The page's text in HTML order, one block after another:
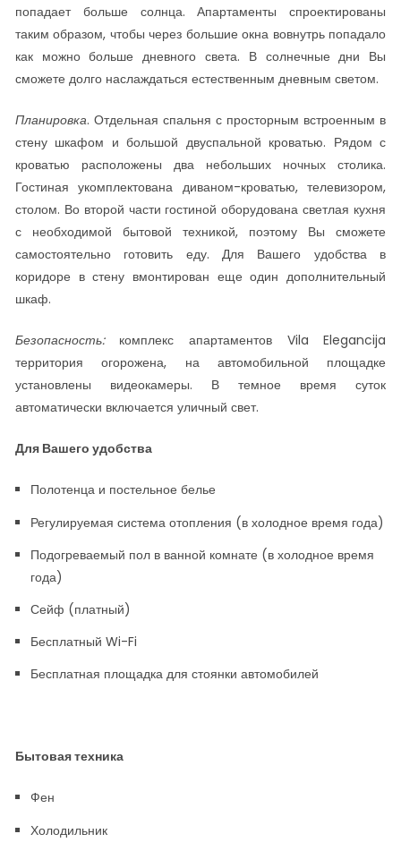
попадает больше солнца. Апартаменты спроектированы
таким образом, чтобы через большие окна вовнутрь попадало
как можно больше дневного света. В солнечные дни Вы
сможете долго наслаждаться естественным дневным светом.
Планировка. Отдельная спальня с просторным встроенным в
стену шкафом и большой двуспальной кроватью. Рядом с
кроватью расположены два небольших ночных столика.
Гостиная укомплектована диваном-кроватью, телевизором,
столом. Во второй части гостиной оборудована светлая кухня
с необходимой бытовой техникой, поэтому Вы сможете
самостоятельно готовить еду. Для Вашего удобства в
коридоре в стену вмонтирован еще один дополнительный
шкаф.
Безопасность: комплекс апартаментов Vila Elegancija
территория огорожена, на автомобильной площадке
установлены видеокамеры. В темное время суток
автоматически включается уличный свет.
Для Вашего удобства
Полотенца и постельное белье
Регулируемая система отопления (в холодное время года)
Подогреваемый пол в ванной комнате (в холодное время
года)
Сейф (платный)
Бесплатный Wi-Fi
Бесплатная площадка для стоянки автомобилей
Бытовая техника
Фен
Холодильник